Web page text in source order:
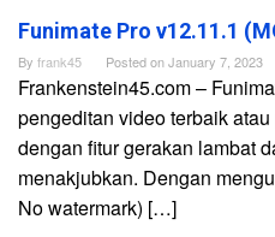
Funimate Pro v12.11.1
By frank45 Posted onJanuary 7, 2023
Frankenstein45.com –
pengeditan video terbaik
dengan fitur gerakan lambat
menakjubkan. Dengan
No watermark) […]